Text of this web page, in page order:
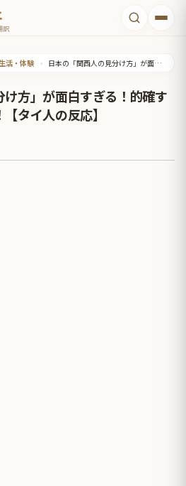
訳
活・体験 • 日本の「関西人の見分け方」が面白すぎる！的確すぎてタイ人も大笑い！【タイ人の反応】
方」が面白すぎる！的確す
タイ人の反応】